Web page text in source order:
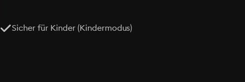
Sicher für Kinder (Kindermodus)